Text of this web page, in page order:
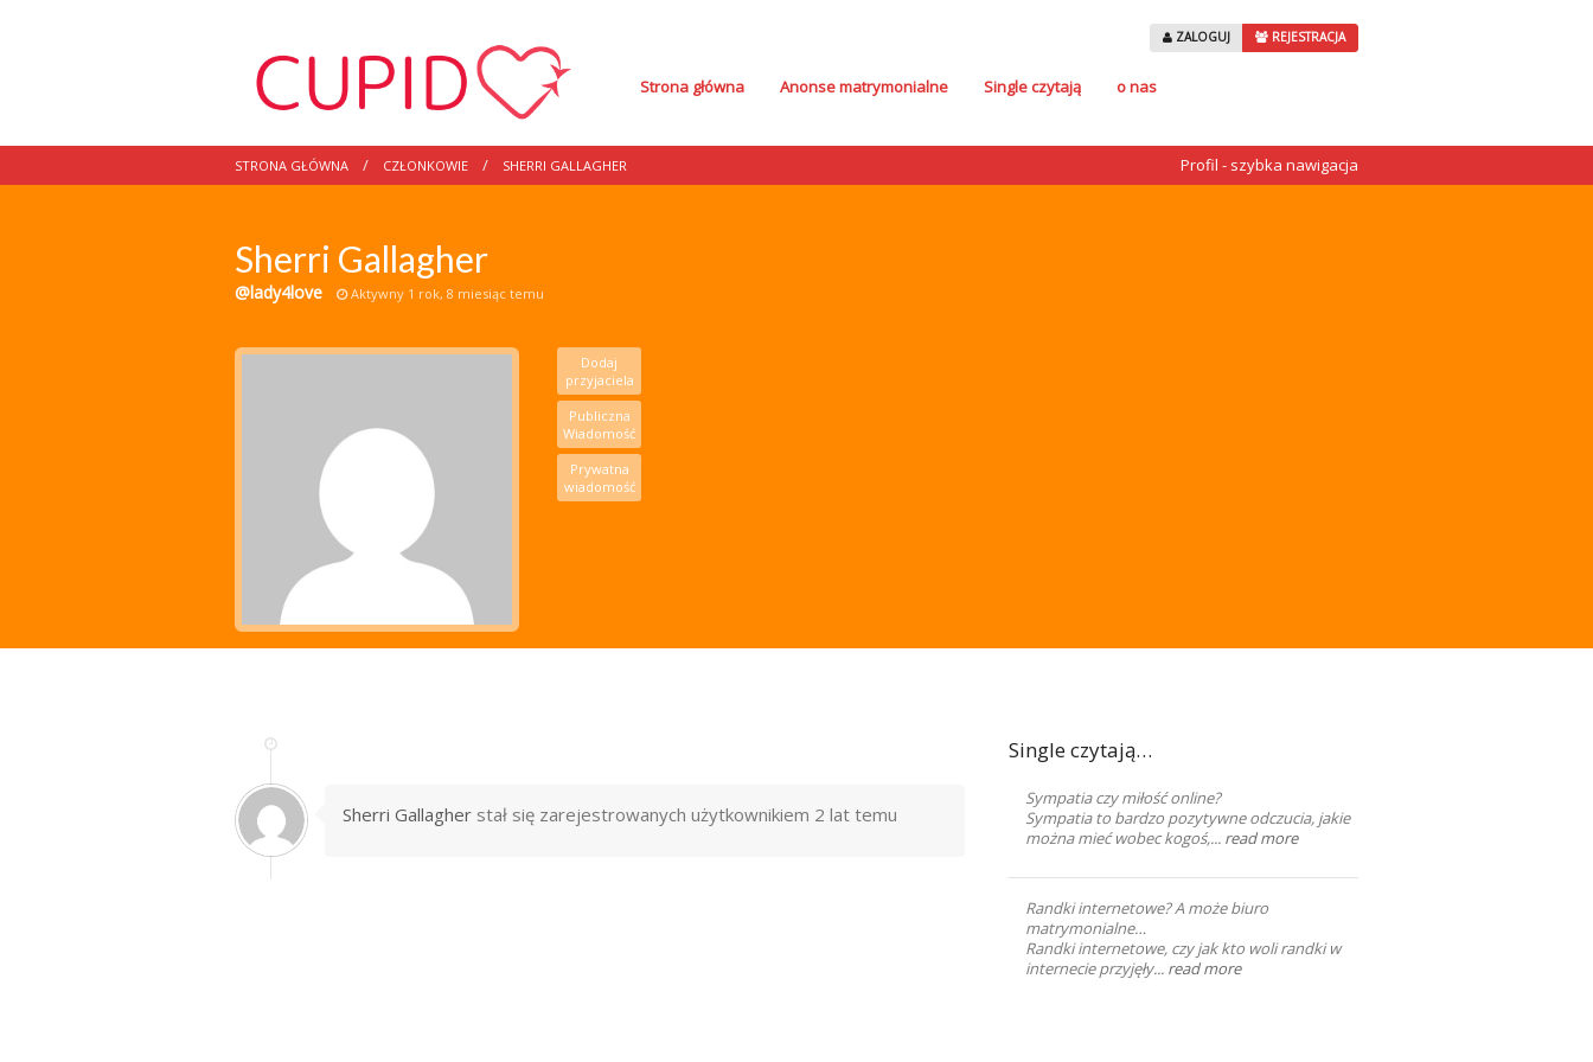
ZALOGUJ REJESTRACJA
Strona główna Anonse matrymonialne Single czytają o nas
STRONA GŁÓWNA CZŁONKOWIE SHERRI GALLAGHER Profil - szybka nawigacja
Sherri Gallagher
@lady4love Aktywny 1 rok, 8 miesiąc temu
Dodaj
przyjaciela
Publiczna
Wiadomość
Prywatna
wiadomość
Sherri Gallagher stał się zarejestrowanych użytkownikiem 2 lat temu
Single czytają…
Sympatia czy miłość online?
Sympatia to bardzo pozytywne odczucia, jakie
można mieć wobec kogoś,... read more
Randki internetowe? A może biuro
matrymonialne…
Randki internetowe, czy jak kto woli randki w
internecie przyjęły... read more